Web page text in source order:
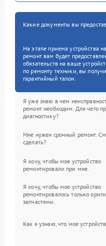
Какие документы вы
На этапе приема устройства
ремонт вам будет
обязательств на ваше
по ремонту техники, вы
гарантийный талон.
Я уже знаю в чем
ремонт необходим. Для чего
диагностику?
Мне нужен срочный ремонт.
сделать?
Я хочу, чтобы мое устройство
ремонтировали при мне.
Я хочу, чтобы мое устройство
ремонтировалось только
запчастями.
Как я узнаю, что мое